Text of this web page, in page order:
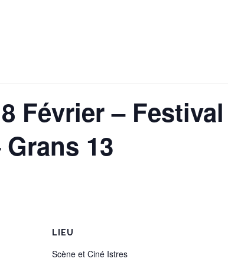
Février –
13
LIEU
Scène et Ciné Istres